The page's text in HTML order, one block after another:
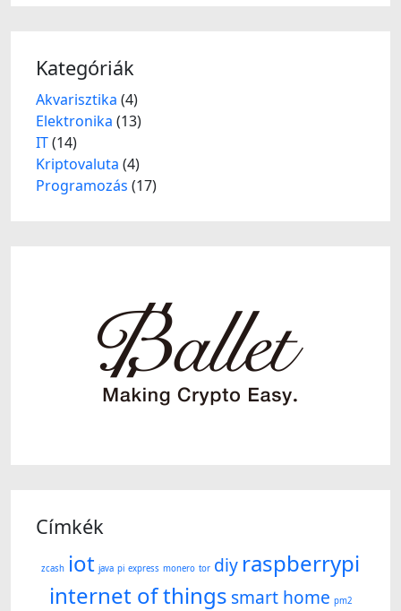
Kategóriák
Akvarisztika (4)
Elektronika (13)
IT(14)
Kriptovaluta (4)
Programozás (17)
Címkék
zcash iot java pi express monero tor diy raspberrypi
internet of things smart home pm2